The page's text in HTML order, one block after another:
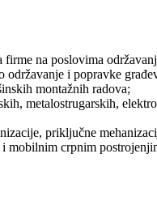
na poslovima
održavanje i popravke
montažnih radova;
metalostrugarskih,
priključne
mobilnim crpnim